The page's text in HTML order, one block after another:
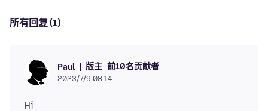
所有回复 (1)
Paul 版主 前10名贡献者
2023/7/9 08:14